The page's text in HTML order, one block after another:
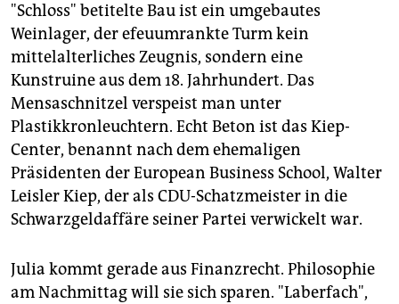
"Schloss" betitelte Bau ist ein umgebautes
Weinlager, der efeuumrankte Turm kein
mittelalterliches Zeugnis, sondern eine
Kunstruine aus dem 18. Jahrhundert. Das
Mensaschnitzel verspeist man unter
Plastikkronleuchtern. Echt Beton ist das Kiep-
Center, benannt nach dem ehemaligen
Präsidenten der European Business School, Walter
Leisler Kiep, der als CDU-Schatzmeister in die
Schwarzgeldaffäre seiner Partei verwickelt war.
Julia kommt gerade aus Finanzrecht. Philosophie
am Nachmittag will sie sich sparen. "Laberfach",